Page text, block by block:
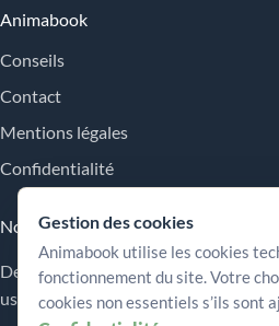
Animabook
Conseils
Contact
Mentions légales
Confidentialité
Nos engagements
Des repères simples pour comparer
usages et choisir plus sereinement.
Gestion des cookies
Animabook utilise les cookies
fonctionnement du site. Votre
cookies non essentiels s’ils sont